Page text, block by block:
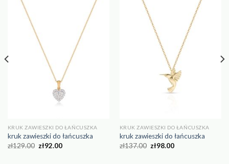
KRUK ZAWIESZKI DO ŁAŃCUSZKA
kruk zawieszki do łańcuszka
zł129.00 zł92.00
KRUK ZAWIESZKI DO ŁAŃCUSZKA
kruk zawieszki do łańcuszka
zł137.00 zł98.00